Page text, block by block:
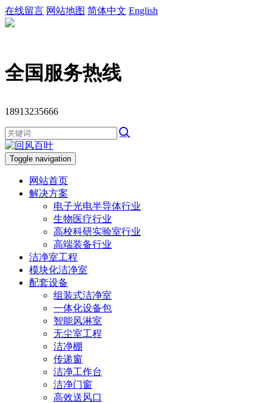
在线留言 网站地图 简体中文 English
全国服务热线
18913235666
Toggle navigation
网站首页
解决方案
电子光电半导体行业
生物医疗行业
高校科研实验室行业
高端装备行业
洁净室工程
模块化洁净室
配套设备
组装式洁净室
一体化设备包
智能风淋室
无尘室工程
洁净棚
传递窗
洁净工作台
洁净门窗
高效送风口